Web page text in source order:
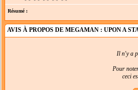
Résumé :
AVIS À PROPOS DE MEGAMAN : UPON A
Il n'y a
Pour
ceci